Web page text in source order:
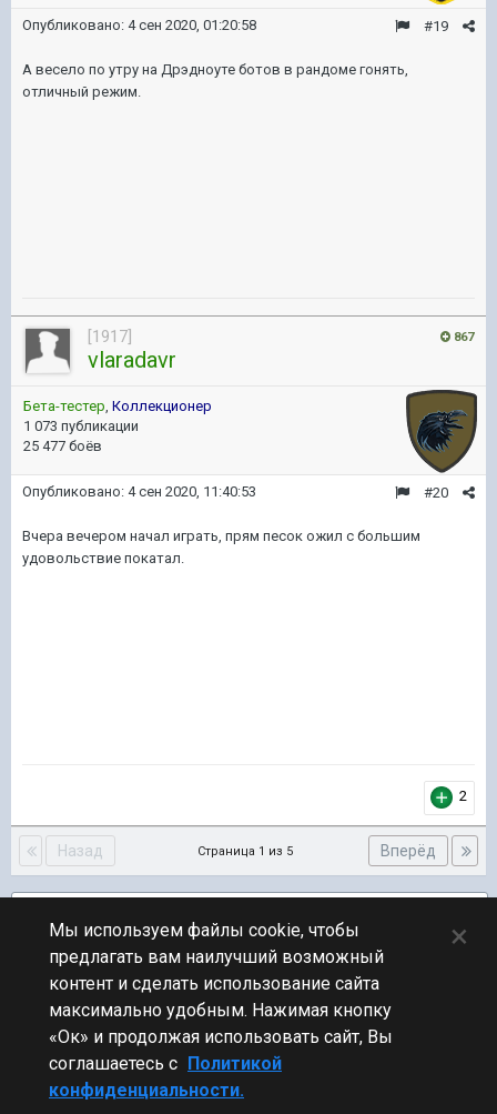
#19
Опубликовано: 4 сен 2020, 01:20:58
А весело по утру на Дрэдноуте ботов в рандоме гонять,
отличный режим.
867
[1917]
vlaradavr
Бета-тестер, Коллекционер
1 073 публикации
25 477 боёв
#20
Опубликовано: 4 сен 2020, 11:40:53
Вчера вечером начал играть, прям песок ожил с большим
удовольствие покатал.
2
Назад Вперёд
Страница 1 из 5
ПЕРЕЙТИ К СПИСКУ ТЕМ
Фидбек
Стиль
Мы используем файлы cookie, чтобы
предлагать вам наилучший возможный
контент и сделать использование сайта
максимально удобным. Нажимая кнопку
«Ок» и продолжая использовать сайт, Вы
соглашаетесь с Политикой
конфиденциальности.
×